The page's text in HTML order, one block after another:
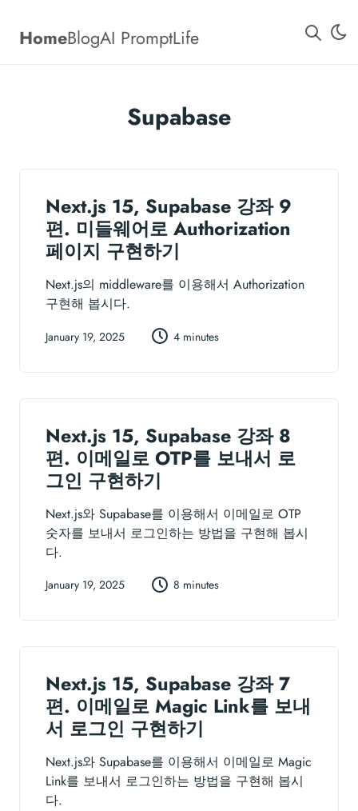
HomeBlogAI PromptLife
Supabase
Next.js 15, Supabase 강좌 9
편. 미들웨어로 Authorization
페이지 구현하기
Next.js의 middleware를 이용해서 Authorization
구현해 봅시다.
January 19, 2025 4 minutes
Next.js 15, Supabase 강좌 8
편. 이메일로 OTP를 보내서 로
그인 구현하기
Next.js와 Supabase를 이용해서 이메일로 OTP
숫자를 보내서 로그인하는 방법을 구현해 봅시
다.
January 19, 2025 8 minutes
Next.js 15, Supabase 강좌 7
편. 이메일로 Magic Link를 보내
서 로그인 구현하기
Next.js와 Supabase를 이용해서 이메일로 Magic
Link를 보내서 로그인하는 방법을 구현해 봅시
다.